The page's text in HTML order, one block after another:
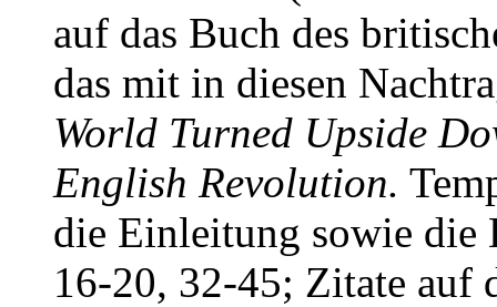
auf das Buch des
das mit in diesen
World Turned Upside
English Revolution.
die Einleitung sowie die
16-20, 32-45; Zitate auf